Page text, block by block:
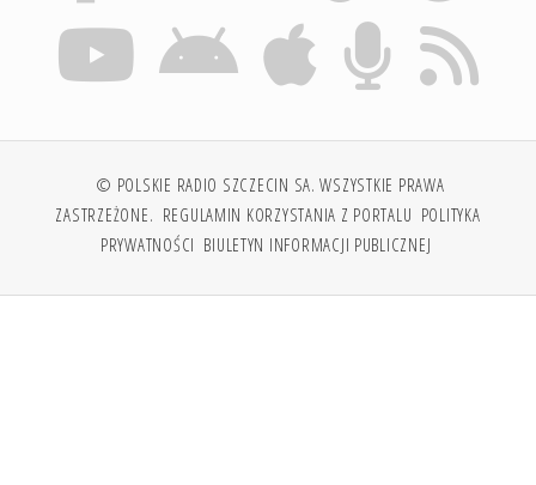
© POLSKIE RADIO SZCZECIN SA. WSZYSTKIE PRAWA
ZASTRZEŻONE. REGULAMIN KORZYSTANIA Z PORTALU POLITYKA
PRYWATNOŚCI BIULETYN INFORMACJI PUBLICZNEJ